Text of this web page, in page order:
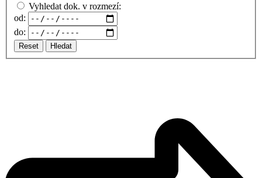
Vyhledat dok. v rozmezí:
od:
do:
Reset Hledat